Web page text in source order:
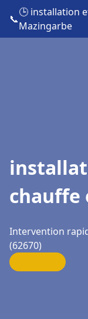
📞
🕒 installation
Mazingarbe
chauffe
Intervention
(62670)